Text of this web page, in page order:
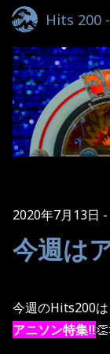
Hits 200
2020年7月13日
今週は
今週のHits200は
アニソン特集‼️